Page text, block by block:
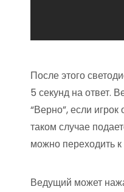
После этого
5 секунд на ответ.
“Верно”, если игрок
таком случае
можно переходить
Ведущий может